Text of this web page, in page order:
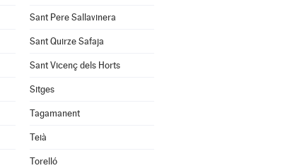
Sant Pere Sallavinera
Sant Quirze Safaja
Sant Vicenç dels Horts
Sitges
Tagamanent
Teià
Torelló